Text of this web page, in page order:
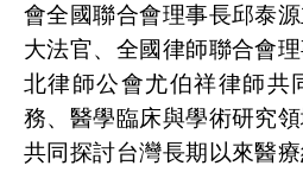
會全國聯合會理事長邱泰
大法官、全國律師聯合會
北律師公會尤伯祥律師共
務、醫學臨床與學術研究領
共同探討台灣長期以來醫